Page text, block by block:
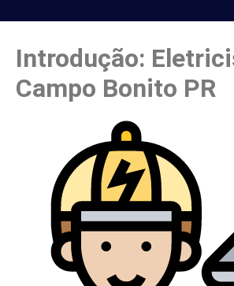
Introdução:
Campo Bonito PR